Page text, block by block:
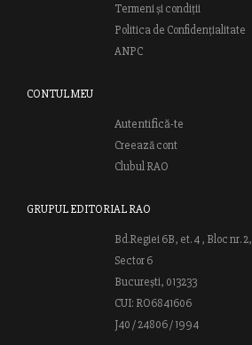
Termeni și condiții
Politica de Confidențialitate
ANPC
CONTUL MEU
Autentifică-te
Creează cont
Clubul RAO
GRUPUL EDITORIAL RAO
Bd.Regiei 6B, et. 4 , Bloc nr. 2,
Sector 6
București, 013233
CUI: RO6841606
J40 / 24806 / 1994